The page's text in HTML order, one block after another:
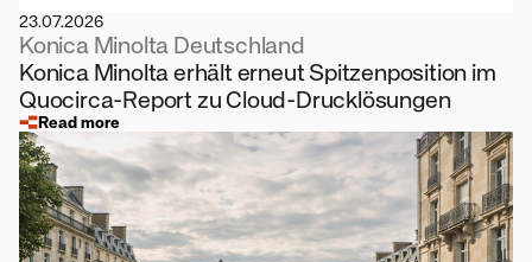
23.07.2026
Konica Minolta Deutschland
Konica Minolta erhält erneut Spitzenposition im
Quocirca-Report zu Cloud-Drucklösungen
Read more